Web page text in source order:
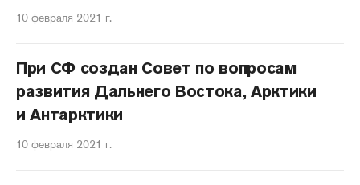
10 февраля 2021 г.
При СФ создан Совет по вопросам
развития Дальнего Востока, Арктики
и Антарктики
10 февраля 2021 г.